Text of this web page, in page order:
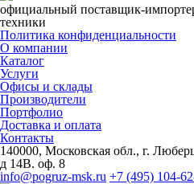
официальный поставщик-
техники
Политика конфиденциальности
О компании
Каталог
Услуги
Офисы и склады
Производители
Портфолио
Доставка и оплата
Контакты
140000, Московская обл., г.
д 14В. оф. 8
info@pogruz-msk.ru +7 (495) 104-